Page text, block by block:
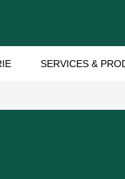
SERVICES &